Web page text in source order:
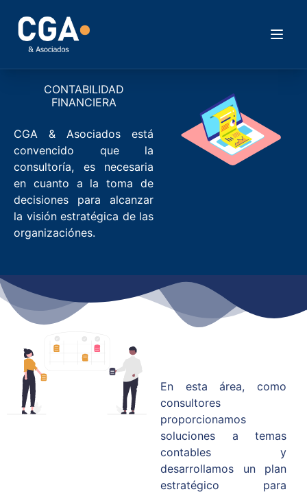
CONTABILIDAD
FINANCIERA
CGA & Asociados está
convencido que la
consultoría, es necesaria
en cuanto a la toma de
decisiones para alcanzar
la visión estratégica de las
organizaciónes.
En esta área, como
consultores
proporcionamos
soluciones a temas
contables y
desarrollamos un plan
estratégico para